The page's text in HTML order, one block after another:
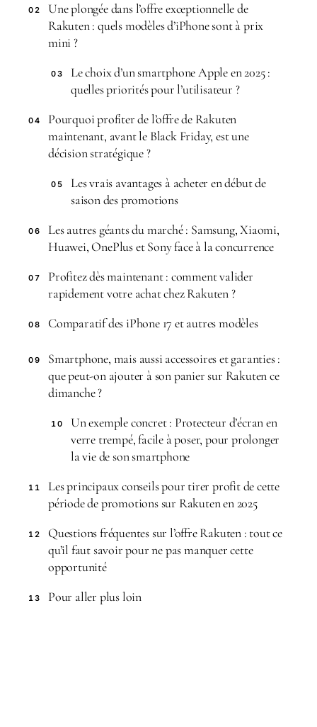
02
Une plongée dans l’offre exceptionnelle de
Rakuten : quels modèles d’iPhone sont à prix
mini ?
03
Le choix d’un smartphone Apple en 2025 :
quelles priorités pour l’utilisateur ?
04
Pourquoi profiter de l’offre de Rakuten
maintenant, avant le Black Friday, est une
décision stratégique ?
05
Les vrais avantages à acheter en début de
saison des promotions
06
Les autres géants du marché : Samsung, Xiaomi,
Huawei, OnePlus et Sony face à la concurrence
07
Profitez dès maintenant : comment valider
rapidement votre achat chez Rakuten ?
08 Comparatif des iPhone 17 et autres modèles
09
Smartphone, mais aussi accessoires et garanties :
que peut-on ajouter à son panier sur Rakuten ce
dimanche ?
10
Un exemple concret : Protecteur d’écran en
verre trempé, facile à poser, pour prolonger
la vie de son smartphone
11
Les principaux conseils pour tirer profit de cette
période de promotions sur Rakuten en 2025
12
Questions fréquentes sur l’offre Rakuten : tout ce
qu’il faut savoir pour ne pas manquer cette
opportunité
13 Pour aller plus loin